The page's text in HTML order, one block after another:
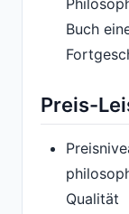
Buch
Preis-
Qualität